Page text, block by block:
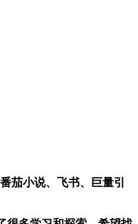
茄小说、飞书、巨量引